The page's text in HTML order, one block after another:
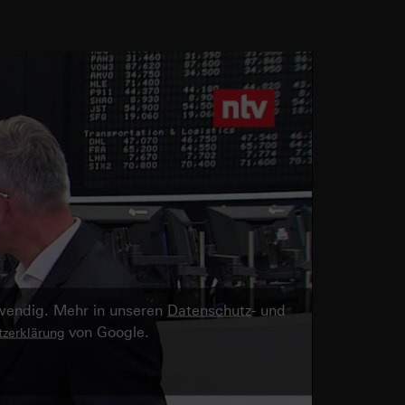
Mehr in unseren Datenschutz- und
von Google.